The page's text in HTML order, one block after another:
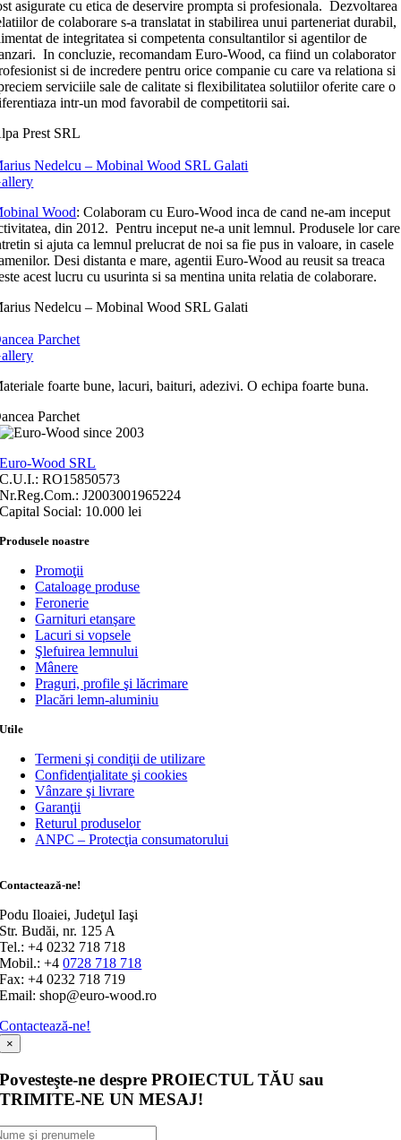
asigurate cu etica de deservire prompta si profesionala. Dezvoltarea
de colaborare s-a translatat in stabilirea unui parteneriat durabil,
de integritatea si competenta consultantilor si agentilor de
In concluzie, recomandam Euro-Wood, ca fiind un colaborator
si de incredere pentru orice companie cu care va relationa si
serviciile sale de calitate si flexibilitatea solutiilor oferite care o
intr-un mod favorabil de competitorii sai.
Prest SRL
Nedelcu – Mobinal Wood SRL Galati
Wood: Colaboram cu Euro-Wood inca de cand ne-am inceput
din 2012. Pentru inceput ne-a unit lemnul. Produsele lor care
si ajuta ca lemnul prelucrat de noi sa fie pus in valoare, in casele
Desi distanta e mare, agentii Euro-Wood au reusit sa treaca
acest lucru cu usurinta si sa mentina unita relatia de colaborare.
Nedelcu – Mobinal Wood SRL Galati
Parchet
foarte bune, lacuri, baituri, adezivi. O echipa foarte buna.
Parchet
Euro-Wood SRL
C.U.I.: RO15850573
Nr.Reg.Com.: J2003001965224
Capital Social: 10.000 lei
Produsele noastre
Promoţii
Cataloage produse
Feronerie
Garnituri etanşare
Lacuri si vopsele
Şlefuirea lemnului
Mânere
Praguri, profile şi lăcrimare
Placări lemn-aluminiu
Utile
Termeni şi condiţii de utilizare
Confidenţialitate şi cookies
Vânzare şi livrare
Garanţii
Returul produselor
ANPC – Protecţia consumatorului
Contactează-ne!
Podu Iloaiei, Judeţul Iaşi
Str. Budăi, nr. 125 A
Tel.: +4 0232 718 718
Mobil.: +40728 718 718
Fax: +4 0232 718 719
Email: shop@euro-wood.ro
Contactează-ne!
×
Povesteşte-ne despre PROIECTUL TĂU sau
TRIMITE-NE UN MESAJ!